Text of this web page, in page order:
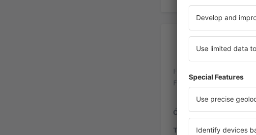
Flughafen Wien-Schwechat
Flughafen Postfach 1, A-
Ómnibus:varias líneas
Tren:
City Airport Train